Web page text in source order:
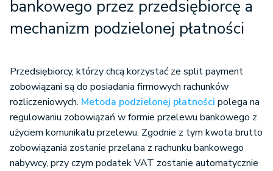
bankowego przez przedsiębiorcę a
mechanizm podzielonej płatności
Przedsiębiorcy, którzy chcą korzystać ze split payment
zobowiązani są do posiadania firmowych rachunków
rozliczeniowych. Metoda podzielonej płatności polega na
regulowaniu zobowiązań w formie przelewu bankowego z
użyciem komunikatu przelewu. Zgodnie z tym kwota brutto
zobowiązania zostanie przelana z rachunku bankowego
nabywcy, przy czym podatek VAT zostanie automatycznie